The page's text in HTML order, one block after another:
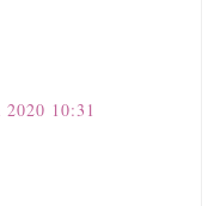
2020 10:31